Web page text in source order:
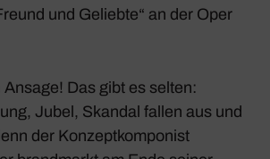
und Geliebte“ an der Oper
Das gibt es selten:
Jubel, Skandal fallen aus und
der Konzept­kom­po­nist